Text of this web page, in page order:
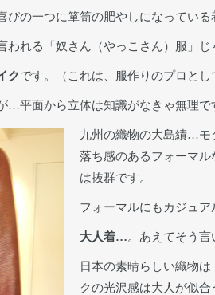
の一つに箪笥の肥やしになっている
われる「奴さん（やっこさん）服」
クです。（これは、服作りのプロとし
…平面から立体は知識がなきゃ無理
九州の織物の大島績…モ
落ち感のあるフォーマ
は抜群です。
フォーマルにもカジュア
大人着…。あえてそう言
日本の素晴らしい織物
クの光沢感は大人が似合